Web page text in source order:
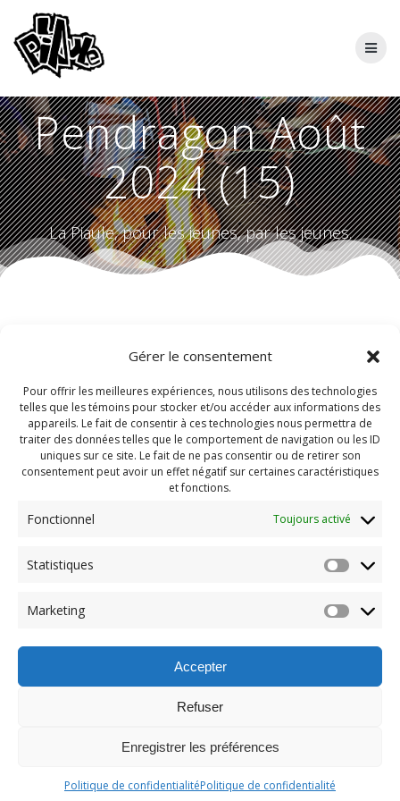
Gérer le consentement
Pour offrir les meilleures expériences, nous utilisons des technologies
telles que les témoins pour stocker et/ou accéder aux informations des
appareils. Le fait de consentir à ces technologies nous permettra de
traiter des données telles que le comportement de navigation ou les ID
uniques sur ce site. Le fait de ne pas consentir ou de retirer son
consentement peut avoir un effet négatif sur certaines caractéristiques
et fonctions.
Fonctionnel Toujours activé
Statistiques
Marketing
Accepter
Refuser
Enregistrer les préférences
Politique de confidentialitéPolitique de confidentialité
Pendragon Août
2024 (15)
La Piaule, pour les jeunes, par les jeunes.
Navigation
de
l'article
Previous:
post:
© 2026 Maison des Jeunes de Boucherville.